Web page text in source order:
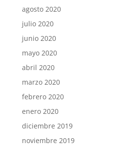
agosto 2020
julio 2020
junio 2020
mayo 2020
abril 2020
marzo 2020
febrero 2020
enero 2020
diciembre 2019
noviembre 2019